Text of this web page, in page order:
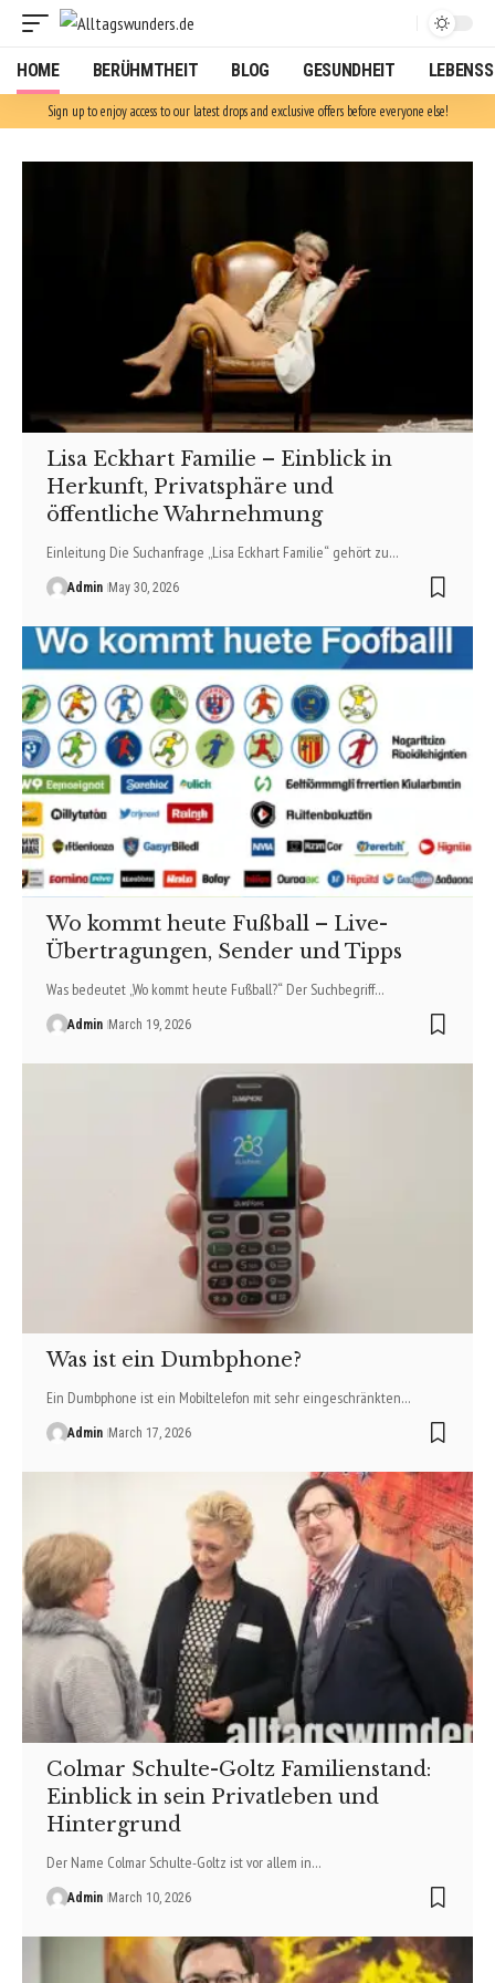
HOME BERÜHMTHEIT BLOG GESUNDHEIT
Sign up to enjoy access to our latest drops and exclusive offers before everyone else!
Lisa Eckhart Familie – Einblick in
Herkunft, Privatsphäre und
öffentliche Wahrnehmung
Einleitung Die Suchanfrage „Lisa Eckhart Familie“ gehört zu…
Admin May 30, 2026
Wo kommt heute Fußball – Live-
Übertragungen, Sender und Tipps
Was bedeutet „Wo kommt heute Fußball?“ Der Suchbegriff…
Admin March 19, 2026
Was ist ein Dumbphone?
Ein Dumbphone ist ein Mobiltelefon mit sehr eingeschränkten…
Admin March 17, 2026
Colmar Schulte-Goltz Familienstand:
Einblick in sein Privatleben und
Hintergrund
Der Name Colmar Schulte-Goltz ist vor allem in…
Admin March 10, 2026